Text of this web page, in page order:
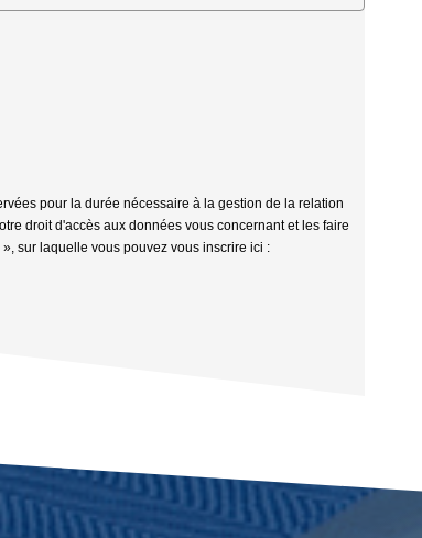
pour la durée nécessaire à la gestion de la relation
droit d'accès aux données vous concernant et les faire
sur laquelle vous pouvez vous inscrire ici :